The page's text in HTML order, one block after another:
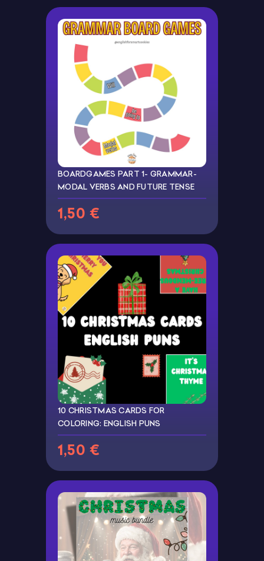
BOARDGAMES PART 1- GRAMMAR-
MODAL VERBS AND FUTURE TENSE
1,50 €
10 CHRISTMAS CARDS FOR
COLORING: ENGLISH PUNS
1,50 €